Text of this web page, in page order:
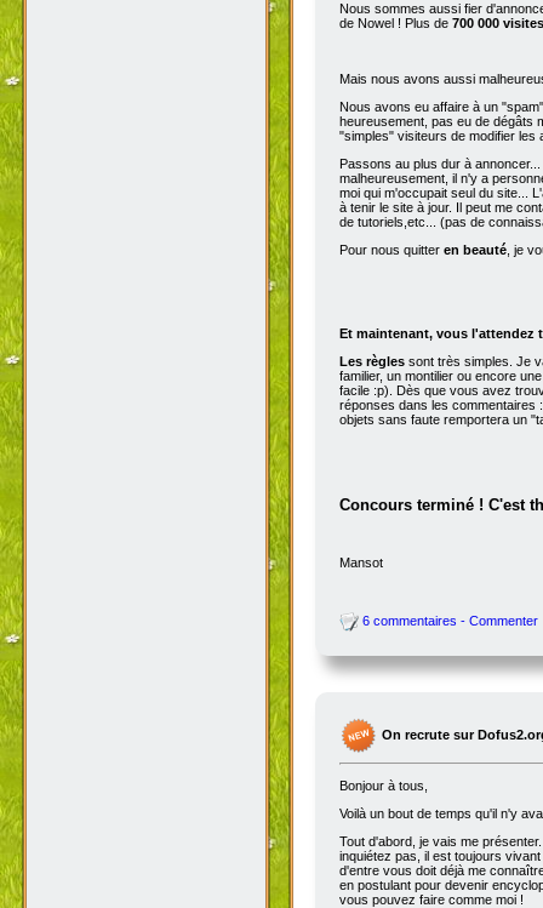
Nous sommes aussi fier
de Nowel ! Plus de 700 000 visites
Mais nous avons aussi
Nous avons eu affaire à un
heureusement, pas eu de dégâts
"simples" visiteurs de modifier
Passons au plus dur à
malheureusement, il n'y a
moi qui m'occupait seul du site...
à tenir le site à jour. Il peut me
de tutoriels,etc... (pas de
Pour nous quitter en beauté, je
Et maintenant, vous l'attendez
Les règles sont très simples. Je
familier, un montilier ou encore
facile :p). Dès que vous avez
réponses dans les commentaires
objets sans faute remportera un
Concours terminé ! C'est
Mansot
6 commentaires - Commenter
On recrute sur
Bonjour à tous,
Voilà un bout de temps qu'il n'y
Tout d'abord, je vais me
inquiétez pas, il est toujours
d'entre vous doit déjà me
en postulant pour devenir
vous pouvez faire comme moi !